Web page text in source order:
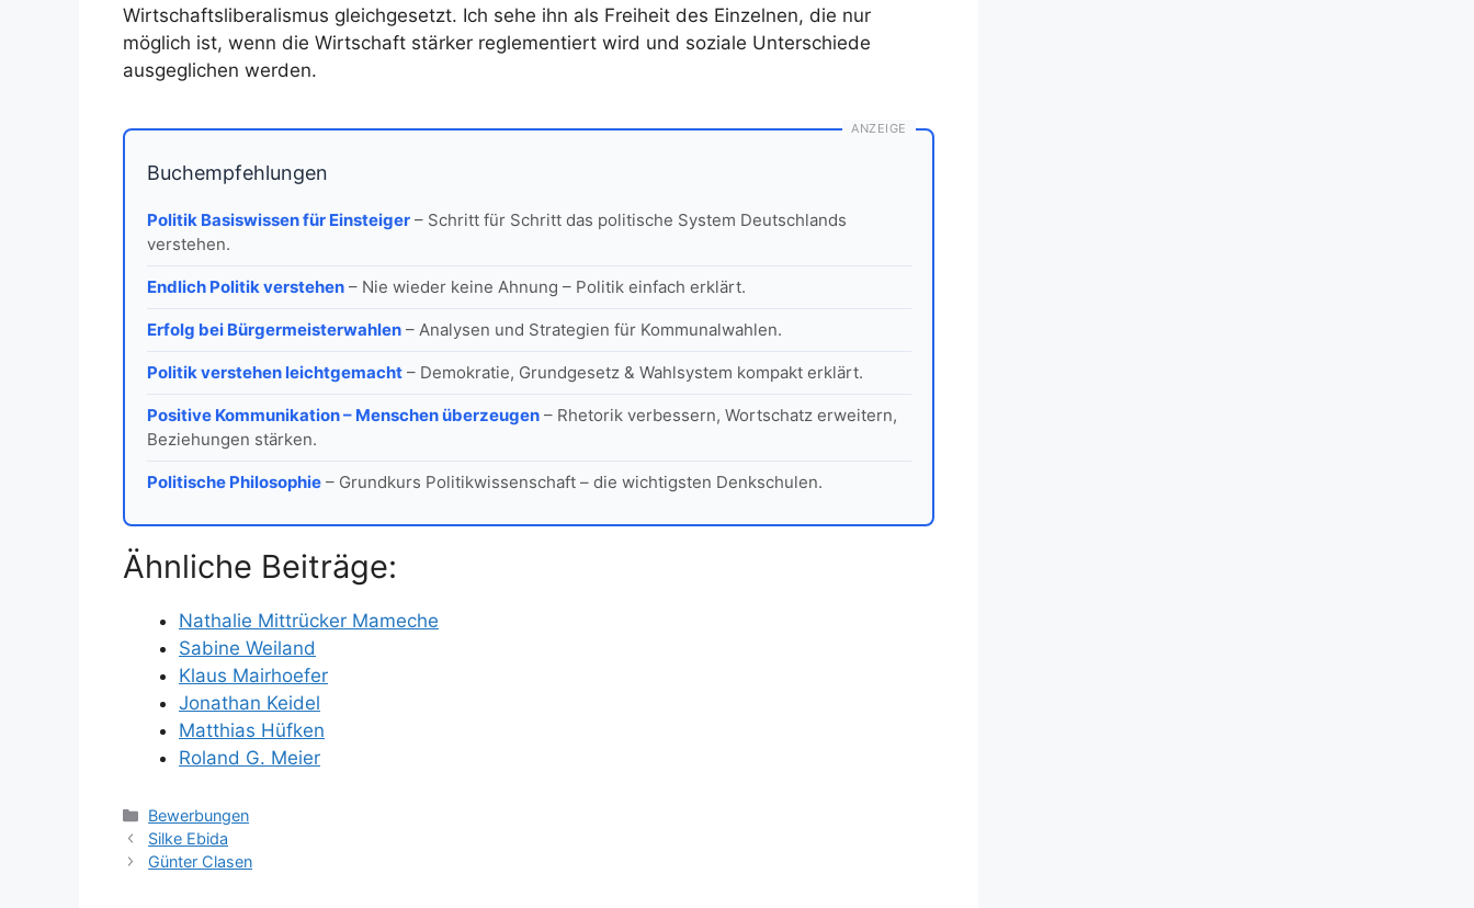
Wirtschaftsliberalismus gleichgesetzt. Ich sehe ihn als Freiheit des Einzelnen, die nur
möglich ist, wenn die Wirtschaft stärker reglementiert wird und soziale Unterschiede
ausgeglichen werden.
ANZEIGE
Buchempfehlungen
Politik Basiswissen für Einsteiger– Schritt für Schritt das politische System Deutschlands
verstehen.
Endlich Politik verstehen– Nie wieder keine Ahnung – Politik einfach erklärt.
Erfolg bei Bürgermeisterwahlen– Analysen und Strategien für Kommunalwahlen.
Politik verstehen leichtgemacht– Demokratie, Grundgesetz & Wahlsystem kompakt erklärt.
Positive Kommunikation – Menschen überzeugen– Rhetorik verbessern, Wortschatz erweitern,
Beziehungen stärken.
Politische Philosophie– Grundkurs Politikwissenschaft – die wichtigsten Denkschulen.
Ähnliche Beiträge:
Nathalie Mittrücker Mameche
Sabine Weiland
Klaus Mairhoefer
Jonathan Keidel
Matthias Hüfken
Roland G. Meier
Kategorien
Bewerbungen
Silke Ebida
Günter Clasen